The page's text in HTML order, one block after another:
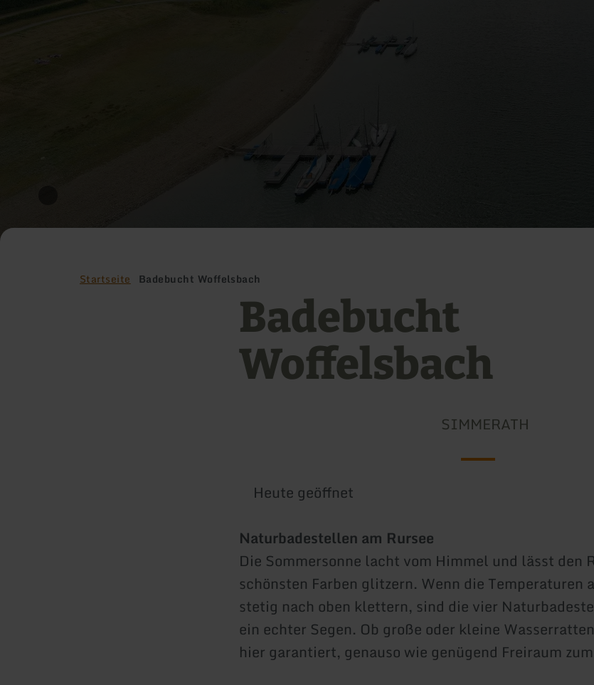
Startseite Badebucht Woffelsbach
Badebucht
Woffelsbach
SIMMERATH
Heute geöffnet
Naturbadestellen am Rursee
Die Sommersonne lacht vom Himmel und lässt den
schönsten Farben glitzern. Wenn die Temperaturen
stetig nach oben klettern, sind die vier
ein echter Segen. Ob große oder kleine
hier garantiert, genauso wie genügend Freiraum